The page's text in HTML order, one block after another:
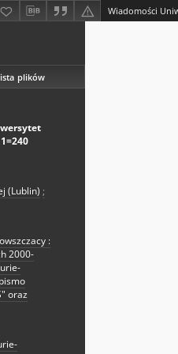
plików
(Lublin) ;
:
2000-
oraz